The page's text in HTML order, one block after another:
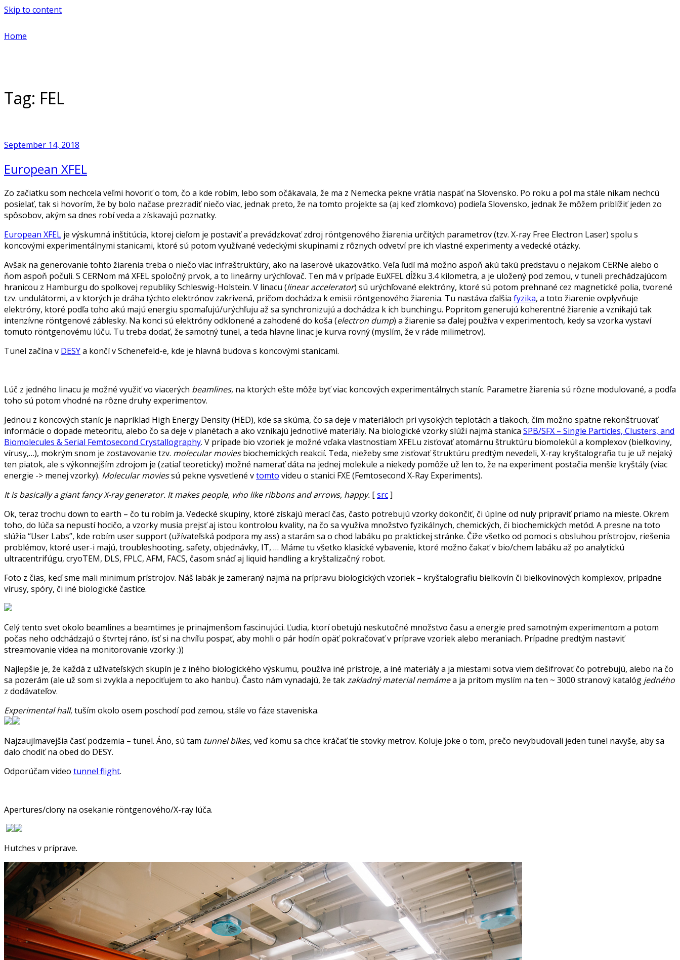
Skip to content
Home
Tag: FEL
September 14, 2018
European XFEL
Zo začiatku som nechcela veľmi hovoriť o tom, čo a kde robím, lebo som očákavala, že ma z Nemecka pekne vrátia naspäť na Slovensko. Po roku a pol ma stále nikam nechcú
posielať, tak si hovorím, že by bolo načase prezradiť niečo viac, jednak preto, že na tomto projekte sa (aj keď zlomkovo) podieľa Slovensko, jednak že môžem priblížiť jeden zo
spôsobov, akým sa dnes robí veda a získavajú poznatky.
European XFEL je výskumná inštitúcia, ktorej cieľom je postaviť a prevádzkovať zdroj röntgenového žiarenia určitých parametrov (tzv. X-ray Free Electron Laser) spolu s
koncovými experimentálnymi stanicami, ktoré sú potom využívané vedeckými skupinami z rôznych odvetví pre ich vlastné experimenty a vedecké otázky.
Avšak na generovanie tohto žiarenia treba o niečo viac infraštruktúry, ako na laserové ukazovátko. Veľa ľudí má možno aspoň akú takú predstavu o nejakom CERNe alebo o
ňom aspoň počuli. S CERNom má XFEL spoločný prvok, a to lineárny urýchľovač. Ten má v prípade EuXFEL dĺžku 3.4 kilometra, a je uložený pod zemou, v tuneli prechádzajúcom
hranicou z Hamburgu do spolkovej republiky Schleswig-Holstein. V linacu (linear accelerator) sú urýchľované elektróny, ktoré sú potom prehnané cez magnetické polia, tvorené
tzv. undulátormi, a v ktorých je dráha týchto elektrónov zakrivená, pričom dochádza k emisii röntgenového žiarenia. Tu nastáva ďalšia fyzika, a toto žiarenie ovplyvňuje
elektróny, ktoré podľa toho akú majú energiu spomaľujú/urýchľuju až sa synchronizujú a dochádza k ich bunchingu. Popritom generujú koherentné žiarenie a vznikajú tak
intenzívne röntgenové záblesky. Na konci sú elektróny odklonené a zahodené do koša (electron dump) a žiarenie sa ďalej používa v experimentoch, kedy sa vzorka vystaví
tomuto röntgenovému lúču. Tu treba dodať, že samotný tunel, a teda hlavne linac je kurva rovný (myslím, že v ráde milimetrov).
Tunel začína v DESYa končí v Schenefeld-e, kde je hlavná budova s koncovými stanicami.
Lúč z jedného linacu je možné využiť vo viacerých beamlines, na ktorých ešte môže byť viac koncových experimentálnych staníc. Parametre žiarenia sú rôzne modulované, a podľa
toho sú potom vhodné na rôzne druhy experimentov.
Jednou z koncových staníc je napríklad High Energy Density (HED), kde sa skúma, čo sa deje v materiáloch pri vysokých teplotách a tlakoch, čím možno spätne rekonštruovať
informácie o dopade meteoritu, alebo čo sa deje v planétach a ako vznikajú jednotlivé materiály. Na biologické vzorky slúži najmä stanica SPB/SFX – Single Particles, Clusters, and
Biomolecules & Serial Femtosecond Crystallography. V prípade bio vzoriek je možné vďaka vlastnostiam XFELu zisťovať atomárnu štruktúru biomolekúl a komplexov (bielkoviny,
vírusy,…), mokrým snom je zostavovanie tzv. molecular moviesbiochemických reakcií. Teda, niežeby sme zisťovať štruktúru predtým nevedeli, X-ray kryštalografia tu je už nejaký
ten piatok, ale s výkonnejším zdrojom je (zatiaľ teoreticky) možné namerať dáta na jednej molekule a niekedy pomôže už len to, že na experiment postačia menšie kryštály (viac
energie -> menej vzorky). Molecular moviessú pekne vysvetlené vtomto videu o stanici FXE (Femtosecond X-Ray Experiments).
It is basically a giant fancy X-ray generator. It makes people, who like ribbons and arrows, happy. [src]
Ok, teraz trochu down to earth – čo tu robím ja. Vedecké skupiny, ktoré získajú merací čas, často potrebujú vzorky dokončiť, či úplne od nuly pripraviť priamo na mieste. Okrem
toho, do lúča sa nepustí hocičo, a vzorky musia prejsť aj istou kontrolou kvality, na čo sa využíva množstvo fyzikálnych, chemických, či biochemických metód. A presne na toto
slúžia “User Labs”, kde robím user support (užívateľská podpora my ass) a starám sa o chod labáku po praktickej stránke. Čiže všetko od pomoci s obsluhou prístrojov, riešenia
problémov, ktoré user-i majú, troubleshooting, safety, objednávky, IT, … Máme tu všetko klasické vybavenie, ktoré možno čakať v bio/chem labáku až po analytickú
ultracentrifúgu, cryoTEM, DLS, FPLC, AFM, FACS, časom snáď aj liquid handling a kryštalizačný robot.
Foto z čias, keď sme mali minimum prístrojov. Náš labák je zameraný najmä na prípravu biologických vzoriek – kryštalografiu bielkovín či bielkovinových komplexov, prípadne
vírusy, spóry, či iné biologické častice.
Celý tento svet okolo beamlines a beamtimes je prinajmenšom fascinujúci. Ľudia, ktorí obetujú neskutočné množstvo času a energie pred samotným experimentom a potom
počas neho odchádzajú o štvrtej ráno, ísť si na chvíľu pospať, aby mohli o pár hodín opäť pokračovať v príprave vzoriek alebo meraniach. Prípadne predtým nastaviť
streamovanie videa na monitorovanie vzorky :))
Najlepšie je, že každá z užívateľských skupín je z iného biologického výskumu, používa iné prístroje, a iné materiály a ja miestami sotva viem dešifrovať čo potrebujú, alebo na čo
sa pozerám (ale už som si zvykla a nepociťujem to ako hanbu). Často nám vynadajú, že takzakladný material nemámea ja pritom myslím na ten ~ 3000 stranový katalóg jedného
z dodávateľov.
Experimental hall, tuším okolo osem poschodí pod zemou, stále vo fáze staveniska.
Najzaujímavejšia časť podzemia – tunel. Áno, sú tam tunnel bikes, veď komu sa chce kráčať tie stovky metrov. Koluje joke o tom, prečo nevybudovali jeden tunel navyše, aby sa
dalo chodiť na obed do DESY.
Odporúčam video tunnel flight.
Apertures/clony na osekanie röntgenového/X-ray lúča.
Hutches v príprave.